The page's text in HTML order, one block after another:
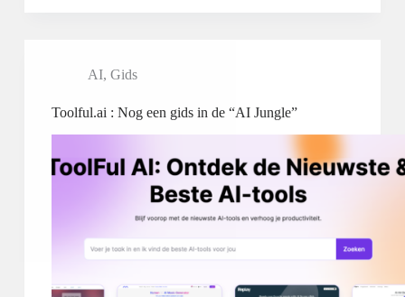
AI, Gids
Toolful.ai : Nog een gids in de “AI Jungle”